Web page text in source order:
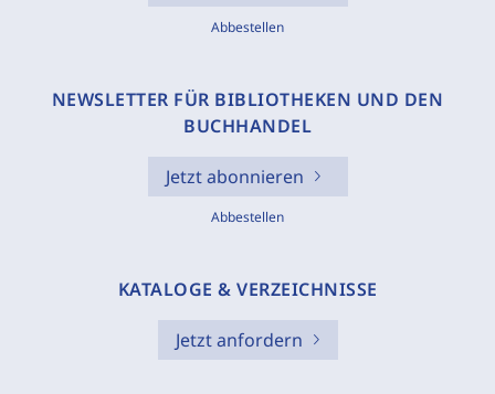
Abbestellen
NEWSLETTER FÜR BIBLIOTHEKEN UND DEN
BUCHHANDEL
Jetzt abonnieren
Abbestellen
KATALOGE & VERZEICHNISSE
Jetzt anfordern